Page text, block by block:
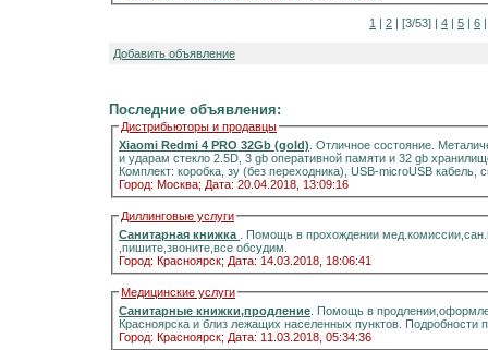
1 | 2 | [3/53] | 4 | 5 | 6
Добавить объявление
Последние объявления:
Дистрибьюторы и продавцы
Xiaomi Redmi 4 PRO 32Gb (gold) . Отличное состояние.
и ударам стекло 2.5D, 3 gb оперативной памяти и 32 gb
Комплект: коробка, зу (без переходника), USB-microUSB
Город: Москва; Дата: 20.04.2018, 13:09:16
Диллинговые услуги
Санитарная книжка
. Помощь в прохождении
,пишите,звоните,все обсудим.
Город: Красноярск; Дата: 14.03.2018, 18:06:41
Медицинские услуги
Санитарные книжки,продление . Помощь в
Красноярска и близ лежащих населенных пунктов.
Город: Красноярск; Дата: 11.03.2018, 05:34:36